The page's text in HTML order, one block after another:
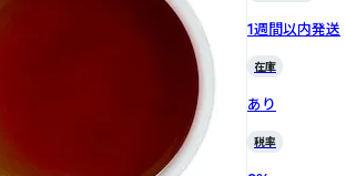
1週間以内発送
在庫
あり
税率